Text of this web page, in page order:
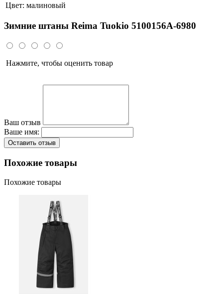
Цвет: малиновый
Зимние штаны Reima Tuokio 5100156A-6980
Нажмите, чтобы оценить товар
Ваш отзыв
Ваше имя:
Оставить отзыв
Похожие товары
Похожие товары